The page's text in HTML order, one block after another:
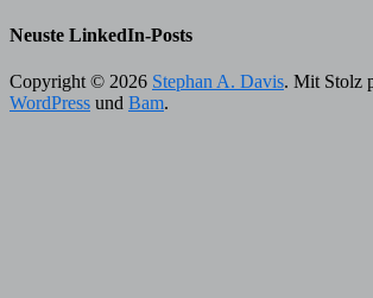
Neuste LinkedIn-Posts
Copyright © 2026 Stephan A. Davis. Mit Stolz
WordPress und Bam.